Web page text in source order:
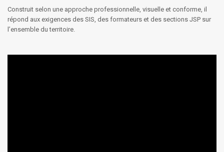
Construit selon une approche professionnelle, visuelle et conforme, il
répond aux exigences des SIS, des formateurs et des sections JSP sur
l’ensemble du territoire.